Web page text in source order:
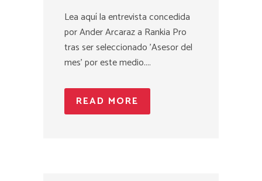
Lea aquí la entrevista concedida
por Ander Arcaraz a Rankia Pro
tras ser seleccionado 'Asesor del
mes' por este medio....
READ MORE